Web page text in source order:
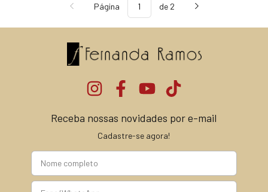
Página de 2
Receba nossas novidades por e-mail
Cadastre-se agora!